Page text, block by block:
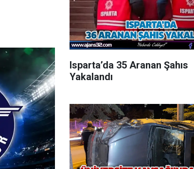
Isparta’da 35 Aranan Şahıs
Yakalandı